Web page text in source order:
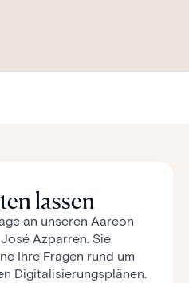
lassen
an unseren Aareon
Azparren. Sie
Ihre Fragen rund um
Digitalisierungsplänen.